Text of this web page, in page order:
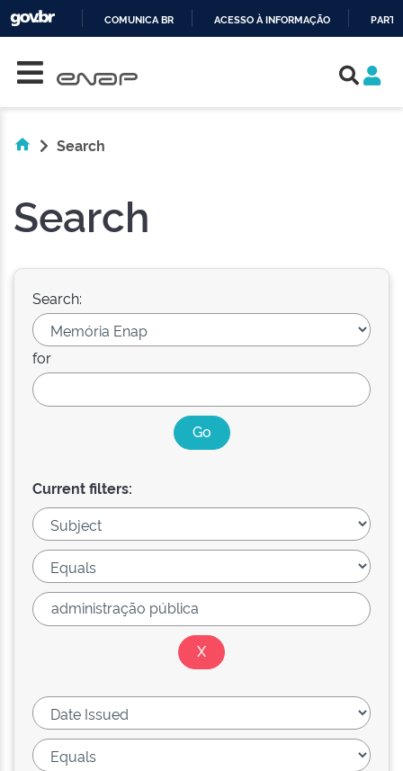
COMUNICA BR ACESSO À INFORMAÇÃO
Search
Search
Search:
for
Current filters: